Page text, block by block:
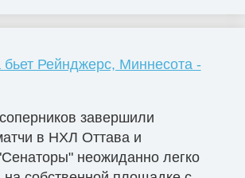
Рейнджерс, Миннесота -
завершили
в НХЛ Оттава и
неожиданно легко